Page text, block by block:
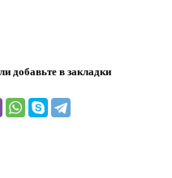
добавьте в закладки